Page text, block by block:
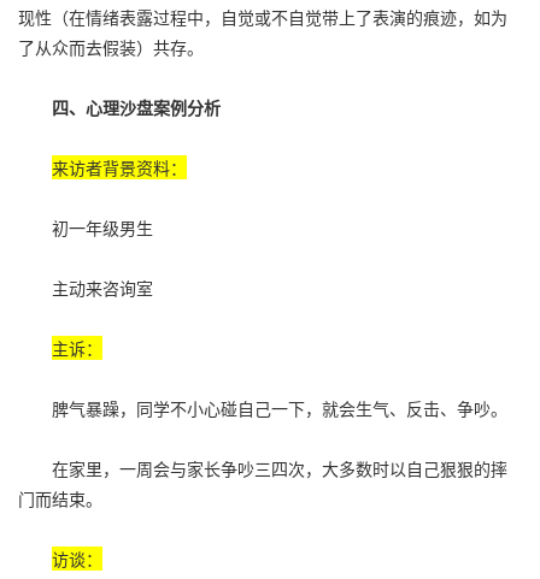
现性（在情绪表露过程中，自觉或不自觉带上了表演的痕迹，如为
了从众而去假装）共存。
四、心理沙盘案例分析
来访者背景资料：
初一年级男生
主动来咨询室
主诉：
脾气暴躁，同学不小心碰自己一下，就会生气、反击、争吵。
在家里，一周会与家长争吵三四次，大多数时以自己狠狠的摔
门而结束。
访谈：